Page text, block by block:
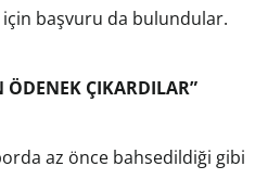
için başvuru da bulundular.
ÇIKARDILAR”
az önce bahsedildiği gibi